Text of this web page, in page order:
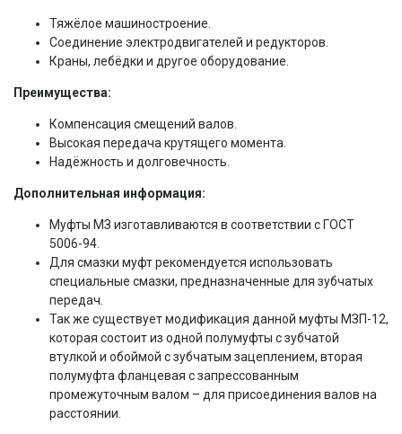
Тяжёлое машиностроение.
Соединение электродвигателей и редукторов.
Краны, лебёдки и другое оборудование.
Преимущества:
Компенсация смещений валов.
Высокая передача крутящего момента.
Надёжность и долговечность.
Дополнительная информация:
Муфты МЗ изготавливаются в соответствии с ГОСТ
5006-94.
Для смазки муфт рекомендуется использовать
специальные смазки, предназначенные для зубчатых
передач.
Так же существует модификация данной муфты МЗП-12,
которая состоит из одной полумуфты с зубчатой
втулкой и обоймой с зубчатым зацеплением, вторая
полумуфта фланцевая с запрессованным
промежуточным валом – для присоединения валов на
расстоянии.